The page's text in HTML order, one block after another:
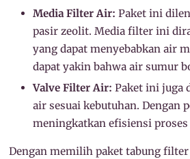
Media Filter Air: Paket ini
pasir zeolit. Media filter ini
yang dapat menyebabkan air
dapat yakin bahwa air sumur
Valve Filter Air: Paket ini juga
air sesuai kebutuhan. Dengan
meningkatkan efisiensi
Dengan memilih paket tabung